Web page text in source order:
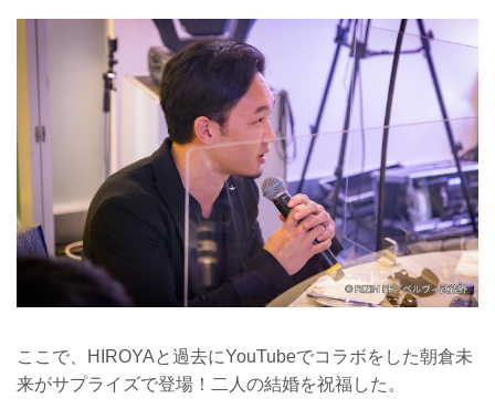
ここで、HIROYAと過去にYouTubeでコラボをした朝倉未
来がサプライズで登場！二人の結婚を祝福した。